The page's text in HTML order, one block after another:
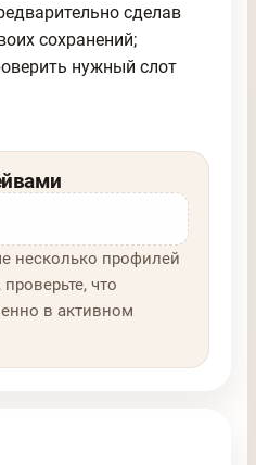
сделав
сохранений;
нужный слот
несколько профилей
что
в активном